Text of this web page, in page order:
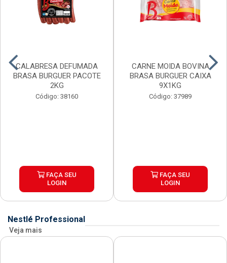
CALABRESA DEFUMADA
BRASA BURGUER PACOTE
2KG
Código: 38160
FAÇA SEU
LOGIN
CARNE MOIDA BOVINA
BRASA BURGUER CAIXA
9X1KG
Código: 37989
FAÇA SEU
LOGIN
Nestlé Professional
Veja mais